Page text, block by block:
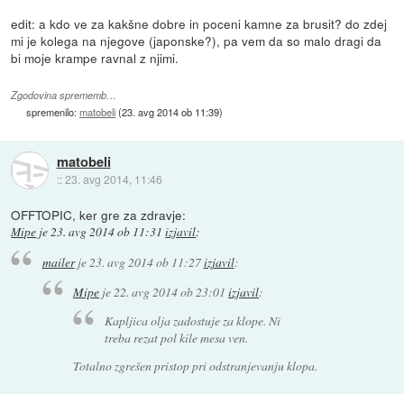
edit: a kdo ve za kakšne dobre in poceni kamne za brusit? do zdej
mi je kolega na njegove (japonske?), pa vem da so malo dragi da
bi moje krampe ravnal z njimi.
Zgodovina sprememb…
spremenilo:matobeli(23. avg 2014 ob 11:39)
matobeli
::23. avg 2014, 11:46
OFFTOPIC, ker gre za zdravje:
Mipe je23. avg 2014 ob 11:31 izjavil:
mailerje23. avg 2014 ob 11:27izjavil:
Mipe je 22. avg 2014 ob 23:01 izjavil:
Kapljica olja zadostuje za klope. Ni
treba rezat pol kile mesa ven.
Totalno zgrešen pristop pri odstranjevanju klopa.